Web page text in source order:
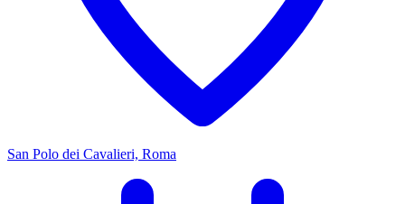
San Polo dei Cavalieri, Roma